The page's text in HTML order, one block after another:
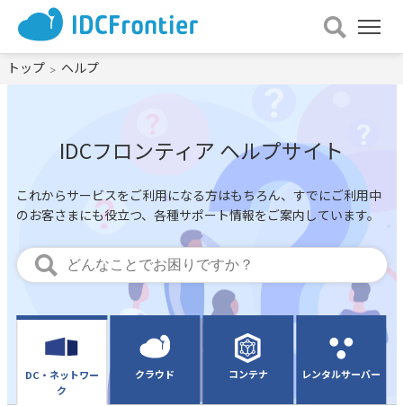
メ
ニュー
トップ ヘルプ
IDCフロンティア ヘルプサイト
これからサービスをご利用になる方はもちろん、 すでにご利用中
のお客さまにも役立つ、各種サポート情報をご案内しています。
DC・ネットワー
ク
クラウド コンテナ レンタルサーバー